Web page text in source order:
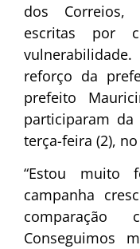
dos Correios,
escritas por
reforço da
prefeito
participaram da
terça-feira (2),
“Estou muito
campanha
Conseguimos